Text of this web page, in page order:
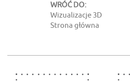
WRÓĆ DO:
Wizualizacje 3D
Strona główna